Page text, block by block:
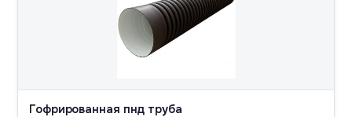
Гофрированная пнд труба